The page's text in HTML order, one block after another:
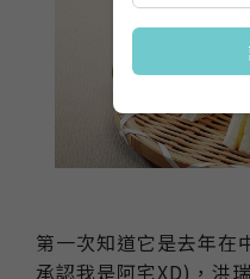
第一次知道它是去年在
承認我是阿宅XD)，洪